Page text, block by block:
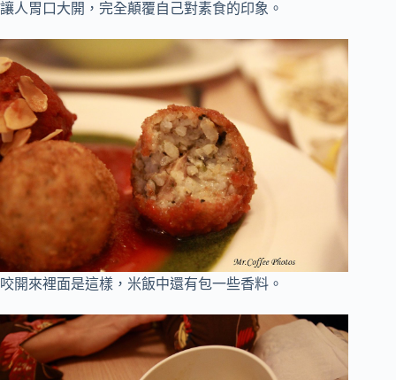
讓人胃口大開，完全顛覆自己對素食的印象 。
咬開來裡面是這樣，米飯中還有包一些香料 。